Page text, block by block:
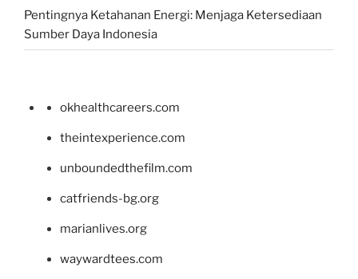
Pentingnya Ketahanan Energi: Menjaga Ketersediaan
Sumber Daya Indonesia
okhealthcareers.com
theintexperience.com
unboundedthefilm.com
catfriends-bg.org
marianlives.org
waywardtees.com